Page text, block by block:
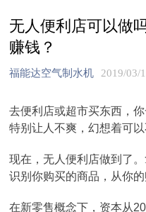
无人便利店可以做
赚钱？
福能达空气制水机 2019/03/
去便利店或超市买东西，
特别让人不爽，幻想着可
现在，无人便利店做到了
识别你购买的商品，从你的
在新零售概念下，资本从